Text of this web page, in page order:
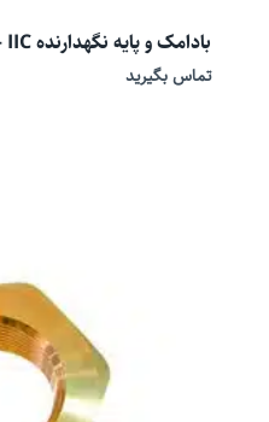
بادامک و پایه نگهدارنده 20NF-250 – IIC
تماس بگیرید